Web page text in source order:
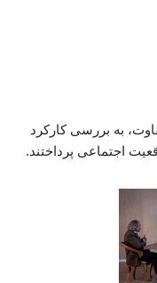
به بررسی کارکرد
اجتماعی پرداختند.